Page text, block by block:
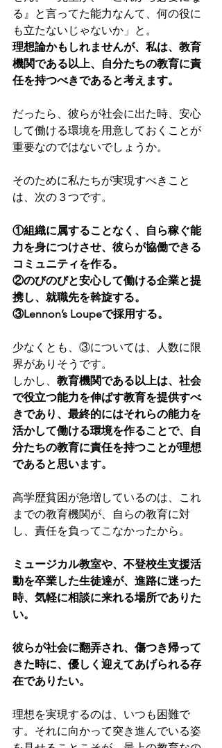
る』と言ってた能力なんて、何の役に
も立たないじゃないか」と。
理想論かもしれませんが、私は、教育
機関である以上、自分たちの教育に責
任を持つべきであると考えます。
だったら、彼らが社会に出た時、安心
して働ける環境を用意しておくことが
重要なのではないでしょうか。
そのために私たちが実現すべきこと
は、次の３つです。
①組織に属することなく、自ら稼ぐ能
力を身につけさせ、彼らが協働できる
コミュニティを作る。
②のびのびと安心して働ける企業と提
携し、就職先を斡旋する。
③Lennon’s Loupeで採用する。
少なくとも、③については、人数に限
界がありそうです。
しかし、 教育機関である以上は、社会
で役立つ能力を伸ばす教育を提供すべ
きであり、最終的にはそれらの能力を
活かして働ける環境を作ることで、自
分たちの教育に責任を持つことが理想
であると思います。
高学歴貧困が急増しているのは、これ
までの教育機関が、自らの教育に対
し、責任を負ってこなかったから。
ミュージカル教室や、不登校生支援活
動を卒業した生徒達が、進路に迷った
時、気軽に相談に来れる場所でありた
い。
彼らが社会に翻弄され、傷つき帰って
きた時に、優しく迎えてあげられる存
在でありたい。
理想を実現するのは、いつも困難で
す。それに向かって突き進んでいる姿